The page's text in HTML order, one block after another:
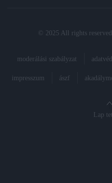
© 2025 All rights
moderálási szabályzat
impresszum ászf
Lap